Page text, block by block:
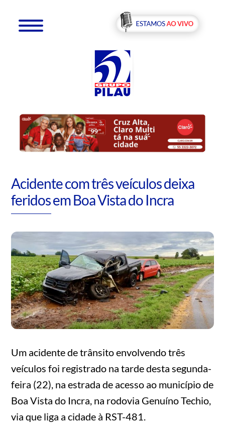
Acidente com três veículos deixa
feridos em Boa Vista do Incra
Um acidente de trânsito envolvendo três
veículos foi registrado na tarde desta segunda-
feira (22), na estrada de acesso ao município de
Boa Vista do Incra, na rodovia Genuíno Techio,
via que liga a cidade à RST-481.